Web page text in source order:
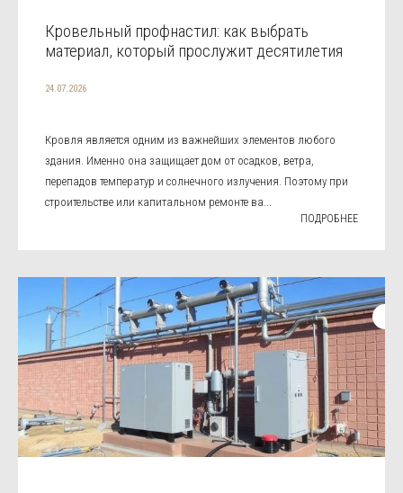
Кровельный профнастил: как выбрать
материал, который прослужит десятилетия
24.07.2026
Кровля является одним из важнейших элементов любого
здания. Именно она защищает дом от осадков, ветра,
перепадов температур и солнечного излучения. Поэтому при
строительстве или капитальном ремонте ва...
ПОДРОБНЕЕ